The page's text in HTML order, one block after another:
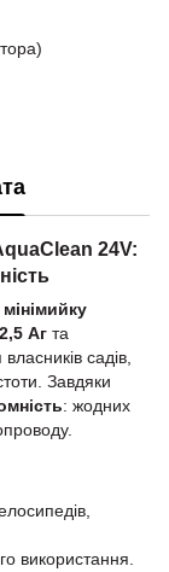
24V:
Аг та
садів,
Завдяки
: жодних
використання.